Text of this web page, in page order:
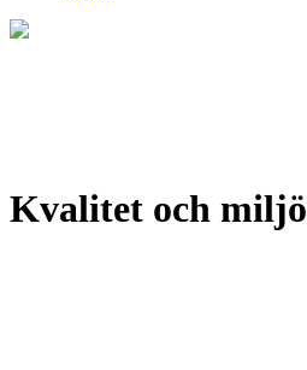
Kvalitet och miljö